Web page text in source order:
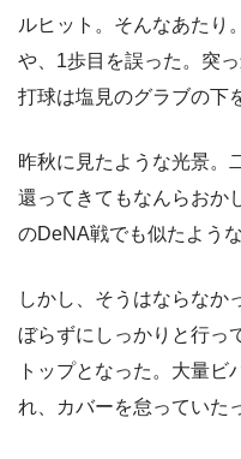
ルヒット。そんなあたり
や、1歩目を誤った。突
打球は塩見のグラブの下
昨秋に見たような光景。
還ってきてもなんらおか
のDeNA戦でも似たよう
しかし、そうはならなか
ぼらずにしっかりと行っ
トップとなった。大量ビ
れ、カバーを怠っていた